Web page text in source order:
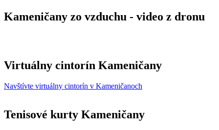
Kameničany zo vzduchu - video z dronu
Virtuálny cintorín Kameničany
Navštívte virtuálny cintorín v Kameničanoch
Tenisové kurty Kameničany